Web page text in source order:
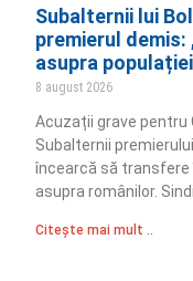
Subalternii lui
premierul
asupra
8 august 2026
Acuzații grave pentru
Subalternii
încearcă să transfere
asupra românilor.
Citește mai mult ..